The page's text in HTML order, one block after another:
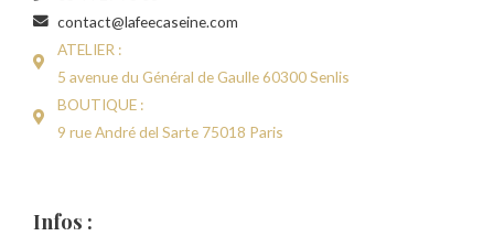
contact@lafeecaseine.com
ATELIER :
5 avenue du Général de Gaulle 60300 Senlis
BOUTIQUE :
9 rue André del Sarte 75018 Paris
Infos :